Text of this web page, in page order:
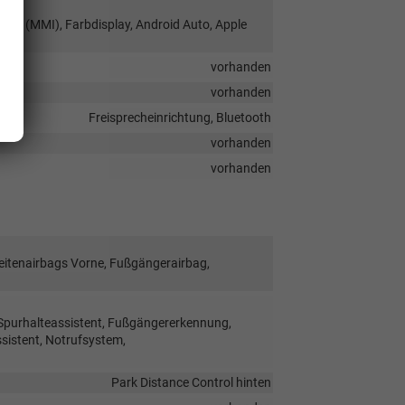
(MMI), Farbdisplay, Android Auto, Apple
vorhanden
vorhanden
Freisprecheinrichtung, Bluetooth
vorhanden
vorhanden
Vorne, Fußgängerairbag,
Fußgängererkennung,
Notrufsystem,
Park Distance Control hinten